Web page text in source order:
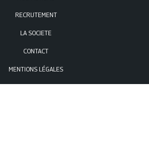
RECRUTEMENT
LA SOCIETE
CONTACT
MENTIONS LÉGALES